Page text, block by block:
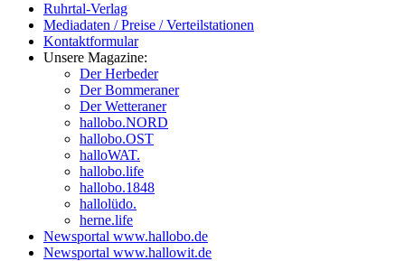
Ruhrtal-Verlag
Mediadaten / Preise / Verteilstationen
Kontaktformular
Unsere Magazine:
Der Herbeder
Der Bommeraner
Der Wetteraner
hallobo.NORD
hallobo.OST
halloWAT.
hallobo.life
hallobo.1848
hallolüdo.
herne.life
Newsportal www.hallobo.de
Newsportal www.hallowit.de